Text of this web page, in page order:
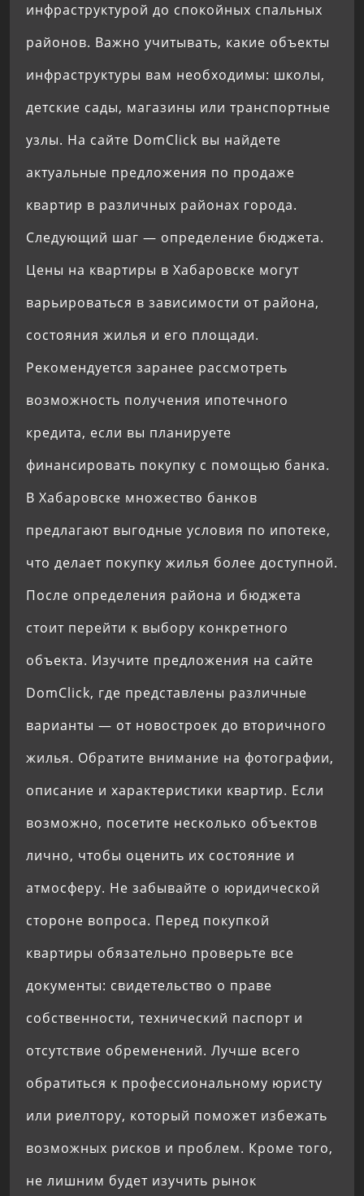
инфраструктурой до спокойных спальных
районов. Важно учитывать, какие объекты
инфраструктуры вам необходимы: школы,
детские сады, магазины или транспортные
узлы. На сайте DomClick вы найдете
актуальные предложения по продаже
квартир в различных районах города.
Следующий шаг — определение бюджета.
Цены на квартиры в Хабаровске могут
варьироваться в зависимости от района,
состояния жилья и его площади.
Рекомендуется заранее рассмотреть
возможность получения ипотечного
кредита, если вы планируете
финансировать покупку с помощью банка.
В Хабаровске множество банков
предлагают выгодные условия по ипотеке,
что делает покупку жилья более доступной.
После определения района и бюджета
стоит перейти к выбору конкретного
объекта. Изучите предложения на сайте
DomClick, где представлены различные
варианты — от новостроек до вторичного
жилья. Обратите внимание на фотографии,
описание и характеристики квартир. Если
возможно, посетите несколько объектов
лично, чтобы оценить их состояние и
атмосферу. Не забывайте о юридической
стороне вопроса. Перед покупкой
квартиры обязательно проверьте все
документы: свидетельство о праве
собственности, технический паспорт и
отсутствие обременений. Лучше всего
обратиться к профессиональному юристу
или риелтору, который поможет избежать
возможных рисков и проблем. Кроме того,
не лишним будет изучить рынок